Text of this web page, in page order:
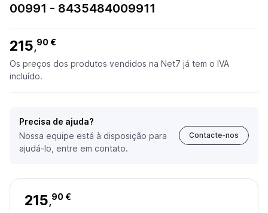
00991 - 8435484009911
215,90 €
Os preços dos produtos vendidos na Net7 já tem o IVA
incluído.
Precisa de ajuda?
Nossa equipe está à disposição para
ajudá-lo, entre em contato.
Contacte-nos
215,90 €